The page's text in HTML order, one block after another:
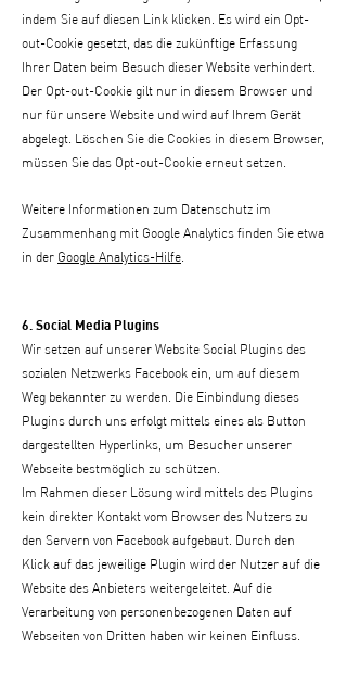
indem Sie auf diesen Link klicken. Es wird ein Opt-
out-Cookie gesetzt, das die zukünftige Erfassung
Ihrer Daten beim Besuch dieser Website verhindert.
Der Opt-out-Cookie gilt nur in diesem Browser und
nur für unsere Website und wird auf Ihrem Gerät
abgelegt. Löschen Sie die Cookies in diesem Browser,
müssen Sie das Opt-out-Cookie erneut setzen.
Weitere Informationen zum Datenschutz im
Zusammenhang mit Google Analytics finden Sie etwa
in der Google Analytics-Hilfe.
6. Social Media Plugins
Wir setzen auf unserer Website Social Plugins des
sozialen Netzwerks Facebook ein, um auf diesem
Weg bekannter zu werden. Die Einbindung dieses
Plugins durch uns erfolgt mittels eines als Button
dargestellten Hyperlinks, um Besucher unserer
Webseite bestmöglich zu schützen.
Im Rahmen dieser Lösung wird mittels des Plugins
kein direkter Kontakt vom Browser des Nutzers zu
den Servern von Facebook aufgebaut. Durch den
Klick auf das jeweilige Plugin wird der Nutzer auf die
Website des Anbieters weitergeleitet. Auf die
Verarbeitung von personenbezogenen Daten auf
Webseiten von Dritten haben wir keinen Einfluss.